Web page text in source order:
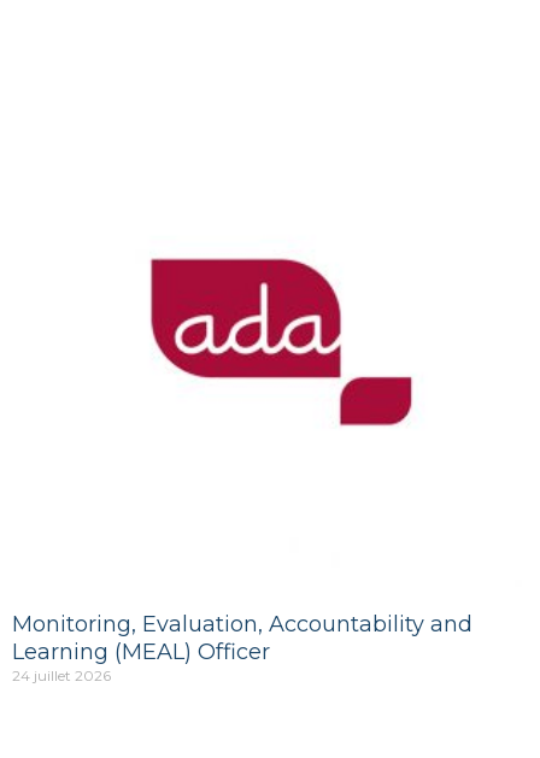
Monitoring, Evaluation, Accountability and
Learning (MEAL) Officer
24 juillet 2026